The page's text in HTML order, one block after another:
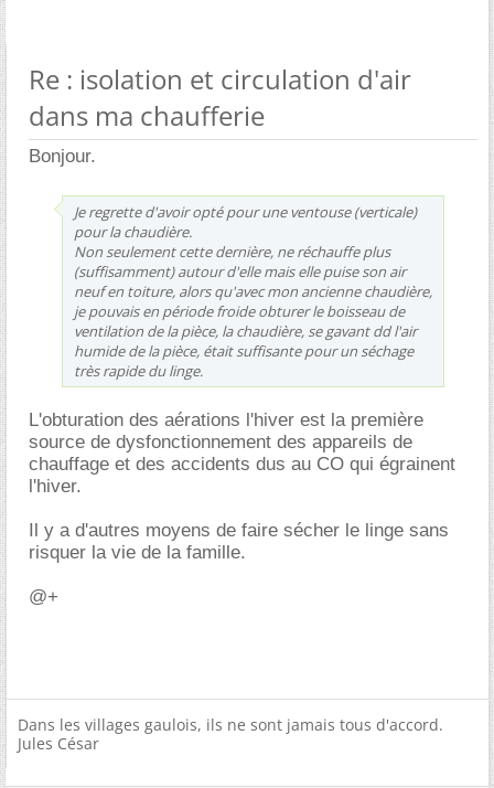
Re : isolation et circulation d'air
dans ma chaufferie
Bonjour.
Je regrette d'avoir opté pour une ventouse (verticale)
pour la chaudière.
Non seulement cette dernière, ne réchauffe plus
(suffisamment) autour d'elle mais elle puise son air
neuf en toiture, alors qu'avec mon ancienne chaudière,
je pouvais en période froide obturer le boisseau de
ventilation de la pièce, la chaudière, se gavant dd l'air
humide de la pièce, était suffisante pour un séchage
très rapide du linge.
L'obturation des aérations l'hiver est la première
source de dysfonctionnement des appareils de
chauffage et des accidents dus au CO qui égrainent
l'hiver.
Il y a d'autres moyens de faire sécher le linge sans
risquer la vie de la famille.
@+
Dans les villages gaulois, ils ne sont jamais tous d'accord.
Jules César